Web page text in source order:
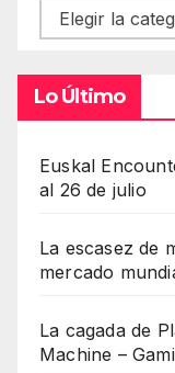
Contenidos
Lo Último
Euskal
al 26 de julio
La escasez de
mercado
La cagada de
Machine –